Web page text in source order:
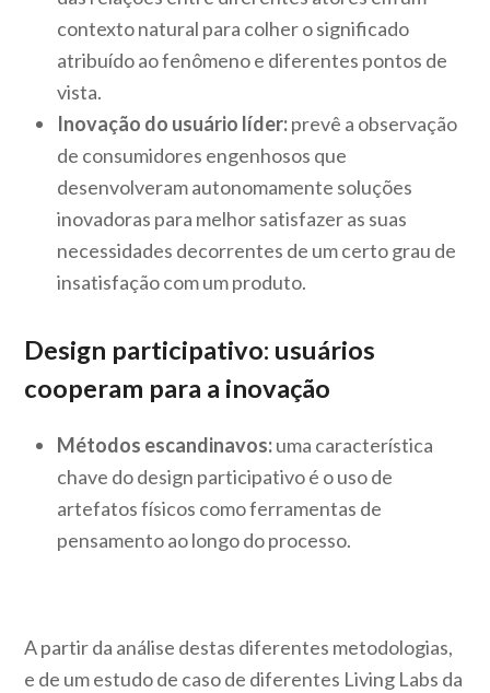
contexto natural para colher o significado
atribuído ao fenômeno e diferentes pontos de
vista.
Inovação do usuário líder:prevê a observação
de consumidores engenhosos que
desenvolveram autonomamente soluções
inovadoras para melhor satisfazer as suas
necessidades decorrentes de um certo grau de
insatisfação com um produto.
Design participativo: usuários
cooperam para a inovação
Métodos escandinavos:uma característica
chave do design participativo é o uso de
artefatos físicos como ferramentas de
pensamento ao longo do processo.
A partir da análise destas diferentes metodologias,
e de um estudo de caso de diferentes Living Labs da